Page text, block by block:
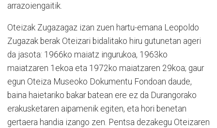
arrazoiengaitik.
Oteizak Zugazagaz izan zuen hartu-emana Leopoldo
Zugazak berak Oteizari bidalitako hiru gutunetan ageri
da jasota: 1966ko maiatz ingurukoa, 1963ko
maiatzaren 1ekoa eta 1972ko maiatzaren 29koa; gaur
egun Oteiza Museoko Dokumentu Fondoan daude,
baina haietariko bakar batean ere ez da Durangorako
erakusketaren aipamenik egiten, eta hori benetan
gertaera handia izango zen. Pentsa dezakegu Oteizaren